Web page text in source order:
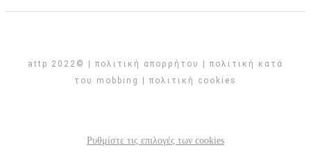
attp 2022© | πολιτική απορρήτου | πολιτική κατά
του mobbing
| πολιτική cookies
Ρυθμίστε τις επιλογές των cookies